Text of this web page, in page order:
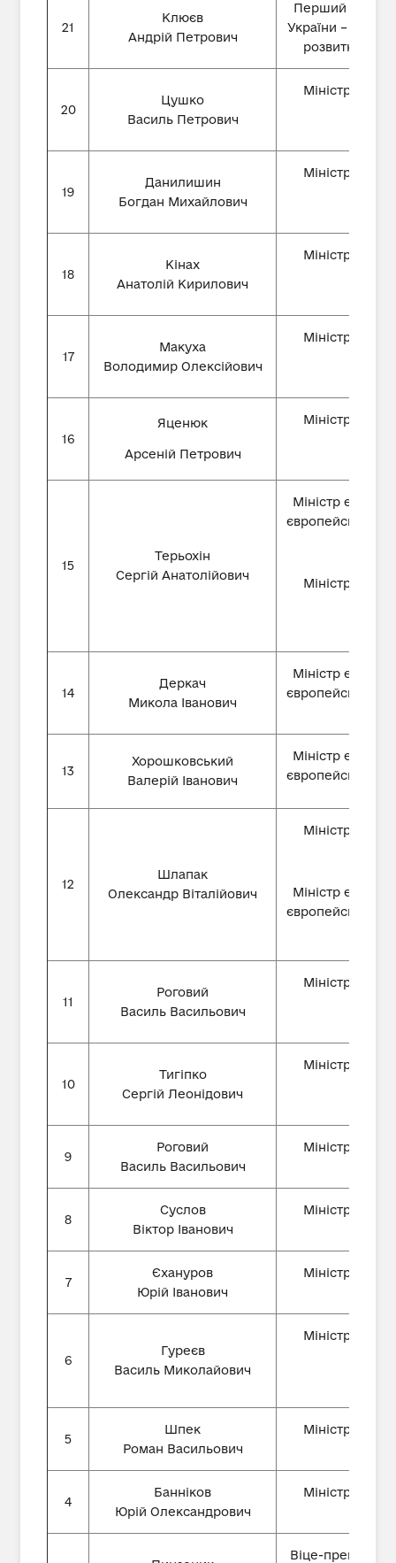
21
Клюєв
Андрій Петрович
Перший віце-
України –
розвитку і
20
Цушко
Василь Петрович
Міністр
19
Данилишин
Богдан Михайлович
Міністр
18
Кінах
Анатолій Кирилович
Міністр
17
Макуха
Володимир Олексійович
Міністр
16
Яценюк
Арсеній Петрович
Міністр
15
Терьохін
Сергій Анатолійович
Міністр
європейської
Міністр
14
Деркач
Микола Іванович
Міністр
європейської
13
Хорошковський
Валерій Іванович
Міністр
європейської
12
Шлапак
Олександр Віталійович
Міністр
Міністр
європейської
11
Роговий
Василь Васильович
Міністр
10
Тигіпко
Сергій Леонідович
Міністр
9
Роговий
Василь Васильович
Міністр
8
Суслов
Віктор Іванович
Міністр
7
Єхануров
Юрій Іванович
Міністр
6
Гуреєв
Василь Миколайович
Міністр
5
Шпек
Роман Васильович
Міністр
4
Банніков
Юрій Олександрович
Міністр
Віце-прем'єр-